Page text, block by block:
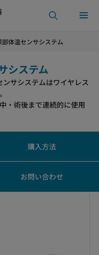
体温センサシステム
システム
サシステムはワイヤレス
・術後まで連続的に使用
購入方法
お問い合わせ